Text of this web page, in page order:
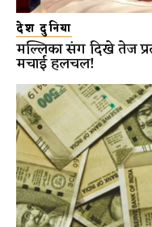
देश दुनिया
मल्लिका संग दिखे तेज
मचाई हलचल!